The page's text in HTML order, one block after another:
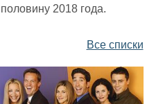
2018 года.
Все списки